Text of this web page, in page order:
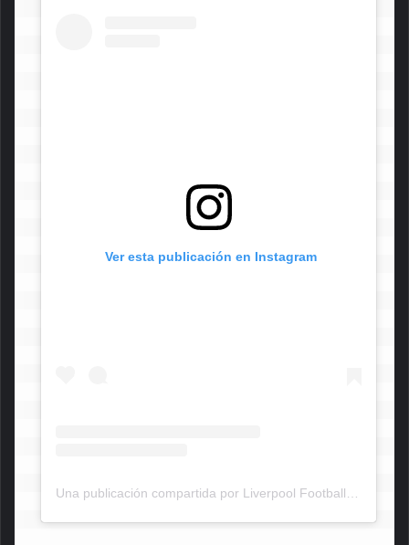
Ver esta publicación en Instagram